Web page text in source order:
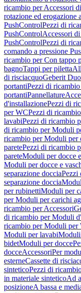
ricambio per Accessori
rotazione ed erogazione
PushControlPezzi di
PushControlAccessori
PushControlPezzi di
comando a pressione
ricambio per Con tappo
bagnoTappi per piletta
di risciacquoGeberit
portantiPezzi di
portantiPannellature
d'installazionePezzi di
per WCPezzi di
lavabiPezzi di ricambio
di ricambio per Moduli
ricambio per Moduli per
paretePezzi di ricambio
pareteModuli per docce
Moduli per docce e
separazione docciaPezzi
separazione doccia
per rubinettiModuli per
per Moduli per carichi
ricambio per Accessori
di ricambio per Moduli
ricambio per Moduli per
Moduli per lavabiModuli
bidetModuli per docce
docceAccessoriPer
esterneCassette di
sinteticoPezzi di
in materiale sinteticoAd
posizioneA bassa e